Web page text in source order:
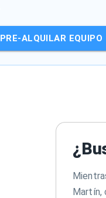
PRE-ALQUILAR EQUIPO
Martín,